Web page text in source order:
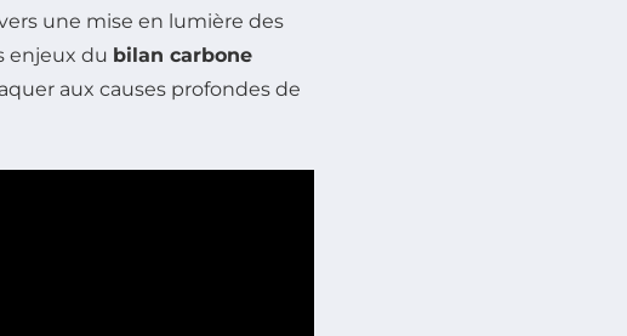
une mise en lumière des
enjeux du bilan carbone
aux causes profondes de